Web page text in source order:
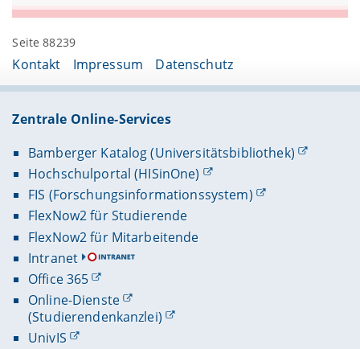
Seite 88239
Kontakt Impressum Datenschutz
Zentrale Online-Services
Bamberger Katalog (Universitätsbibliothek)
Hochschulportal (HISinOne)
FIS (Forschungsinformationssystem)
FlexNow2 für Studierende
FlexNow2 für Mitarbeitende
Intranet
Office 365
Online-Dienste
(Studierendenkanzlei)
UnivIS